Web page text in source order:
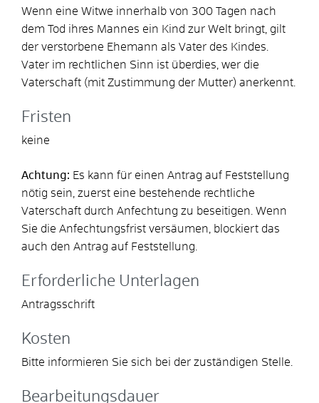
Wenn eine Witwe innerhalb von 300 Tagen nach
dem Tod ihres Mannes ein Kind zur Welt bringt, gilt
der verstorbene Ehemann als Vater des Kindes.
Vater im rechtlichen Sinn ist überdies, wer die
Vaterschaft (mit Zustimmung der Mutter) anerkennt.
Fristen
keine
Achtung: Es kann für einen Antrag auf Feststellung
nötig sein, zuerst eine bestehende rechtliche
Vaterschaft durch Anfechtung zu beseitigen. Wenn
Sie die Anfechtungsfrist versäumen, blockiert das
auch den Antrag auf Feststellung.
Erforderliche Unterlagen
Antragsschrift
Kosten
Bitte informieren Sie sich bei der zuständigen Stelle.
Bearbeitungsdauer